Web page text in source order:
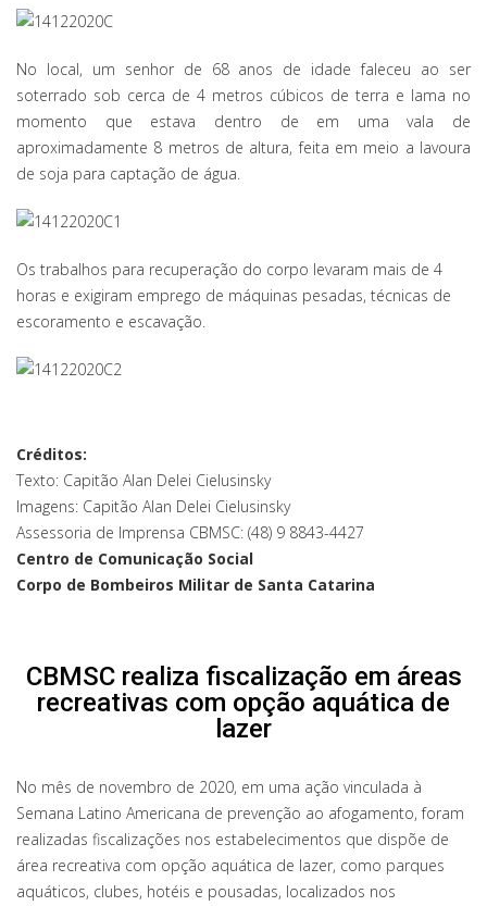
No local, um senhor de 68 anos de idade faleceu ao ser
soterrado sob cerca de 4 metros cúbicos de terra e lama no
momento que estava dentro de em uma vala de
aproximadamente 8 metros de altura, feita em meio a lavoura
de soja para captação de água.
Os trabalhos para recuperação do corpo levaram mais de 4
horas e exigiram emprego de máquinas pesadas, técnicas de
escoramento e escavação.
Créditos:
Texto: Capitão Alan Delei Cielusinsky
Imagens: Capitão Alan Delei Cielusinsky
Assessoria de Imprensa CBMSC: (48) 9 8843-4427
Centro de Comunicação Social
Corpo de Bombeiros Militar de Santa Catarina
CBMSC realiza fiscalização em áreas
recreativas com opção aquática de
lazer
No mês de novembro de 2020, em uma ação vinculada à
Semana Latino Americana de prevenção ao afogamento, foram
realizadas fiscalizações nos estabelecimentos que dispõe de
área recreativa com opção aquática de lazer, como parques
aquáticos, clubes, hotéis e pousadas, localizados nos